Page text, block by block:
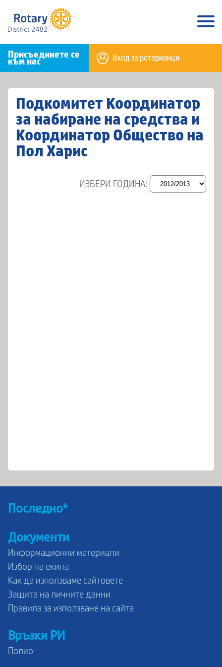
Присъединете се
към нас Вход за ротарианци
Подкомитет Координатор
за набиране на средства и
Координатор Общество на
Пол Харис
ИЗБЕРИ ГОДИНА:
Последно*
Документи
Информационни материали
Избор на екипа
Как да използваме сайтовете
Защита на личните данни
Правила за използване на сайта
Връзки РИ
Полио